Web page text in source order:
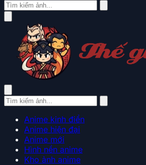
Anime kinh điển
Anime hiện đại
Anime mới
Hình nền anime
Kho ảnh anime